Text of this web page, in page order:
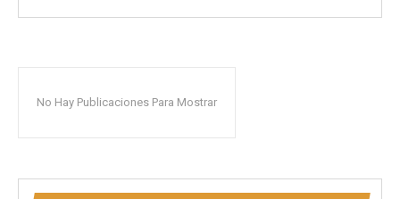
No Hay Publicaciones Para Mostrar